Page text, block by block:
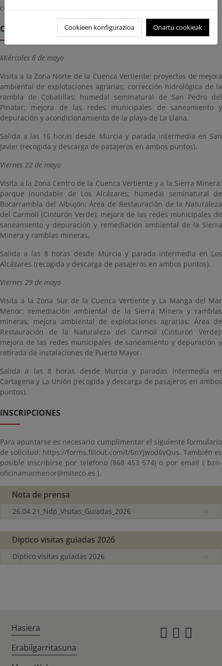
conocimiento científico disponible.
CALENDARIO
Miércoles 6 de mayo
Visita a la Zona Norte de la Cuenca Vertiente: proyectos de mejora
ambiental de explotaciones agrarias; corrección hidrológica de la
rambla de Cobatillas; humedal seminatural de San Pedro del
Pinatar; mejora de las redes municipales de saneamiento y
depuración y acondicionamiento de la playa de La Llana.
Salida a las 16 horas desde Murcia y parada intermedia en San
Javier (recogida y descarga de pasajeros en ambos puntos).
Viernes 22 de mayo
Visita a la Zona Centro de la Cuenca Vertiente y a la Sierra Minera:
parque inundable de Los Alcázares; humedal seminatural de
Bocarrambla del Albujón; Área de Restauración de la Naturaleza
del Carmolí (Cinturón Verde); mejora de las redes municipales de
saneamiento y depuración y remediación ambiental de la Sierra
Minera y ramblas mineras.
Salida a las 8 horas desde Murcia y parada intermedia en Los
Alcázares (recogida y descarga de pasajeros en ambos puntos).
Viernes 29 de mayo
Visita a la Zona Sur de la Cuenca Vertiente y La Manga del Mar
Menor: remediación ambiental de la Sierra Minera y ramblas
mineras; mejora ambiental de explotaciones agrarias; Área de
Restauración de la Naturaleza del Carmolí (Cinturón Verde);
mejora de las redes municipales de saneamiento y depuración y
retirada de instalaciones de Puerto Mayor.
Salida a las 8 horas desde Murcia y paradas intermedia en
Cartagena y La Unión (recogida y descarga de pasajeros en ambos
puntos).
INSCRIPCIONES
Para apuntarse es necesario cumplimentar el siguiente formulario
de solicitud: https://forms.fillout.com/t/6nYJwod6vQus. También es
posible inscribirse por teléfono (868 453 574) o por email ( bzn-
oficinamarmenor@miteco.es ).
Nota de prensa
26.04.21_Ndp_Visitas_Guiadas_2026
Diptico visitas guiadas 2026
Diptico visitas guiadas 2026
Cookieen konfigurazioa Onartu cookieak
Hasiera
Erabilgarritasuna